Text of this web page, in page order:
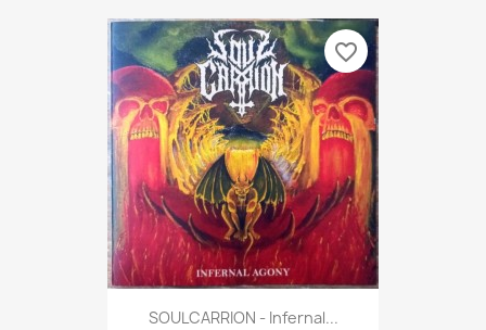
SOULCARRION - Infernal...
favorite_border